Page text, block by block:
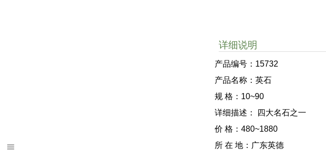
详细说明
产品编号：15732
产品名称：英石
规 格：10~90
详细描述： 四大名石之一
价 格：480~1880
所 在 地：广东英德